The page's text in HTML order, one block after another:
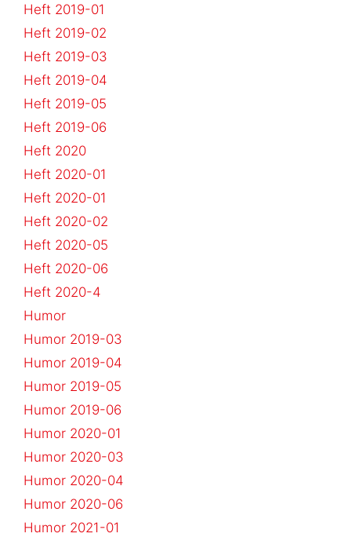
Heft 2019-01
Heft 2019-02
Heft 2019-03
Heft 2019-04
Heft 2019-05
Heft 2019-06
Heft 2020
Heft 2020-01
Heft 2020-01
Heft 2020-02
Heft 2020-05
Heft 2020-06
Heft 2020-4
Humor
Humor 2019-03
Humor 2019-04
Humor 2019-05
Humor 2019-06
Humor 2020-01
Humor 2020-03
Humor 2020-04
Humor 2020-06
Humor 2021-01